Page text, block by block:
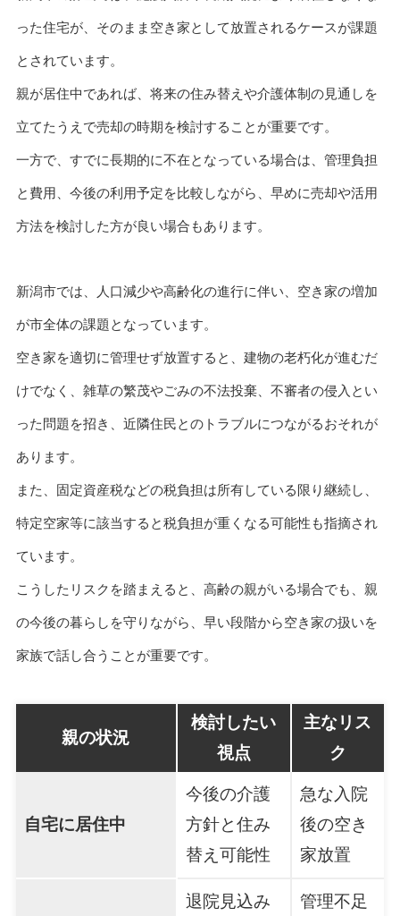
った住宅が、そのまま空き家として放置されるケースが課題
とされています。
親が居住中であれば、将来の住み替えや介護体制の見通しを
立てたうえで売却の時期を検討することが重要です。
一方で、すでに長期的に不在となっている場合は、管理負担
と費用、今後の利用予定を比較しながら、早めに売却や活用
方法を検討した方が良い場合もあります。
新潟市では、人口減少や高齢化の進行に伴い、空き家の増加
が市全体の課題となっています。
空き家を適切に管理せず放置すると、建物の老朽化が進むだ
けでなく、雑草の繁茂やごみの不法投棄、不審者の侵入とい
った問題を招き、近隣住民とのトラブルにつながるおそれが
あります。
また、固定資産税などの税負担は所有している限り継続し、
特定空家等に該当すると税負担が重くなる可能性も指摘され
ています。
こうしたリスクを踏まえると、高齢の親がいる場合でも、親
の今後の暮らしを守りながら、早い段階から空き家の扱いを
家族で話し合うことが重要です。
親の状況
検討したい
視点
主なリス
ク
自宅に居住中
今後の介護
方針と住み
替え可能性
急な入院
後の空き
家放置
退院見込み 管理不足